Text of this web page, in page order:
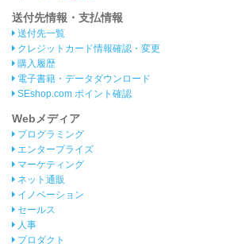
送付先情報・支払情報
送付先一覧
クレジットカード情報確認・変更
購入履歴
電子書籍・データダウンロード
SEshop.com ポイント確認
Webメディア
プログラミング
エンタープライズ
マーケティング
ネット通販
イノベーション
セールス
人事
プロダクト